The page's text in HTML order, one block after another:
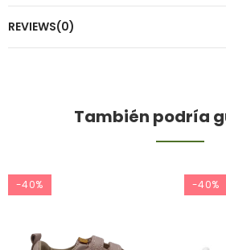
REVIEWS(0)
También podría
-40% -40%